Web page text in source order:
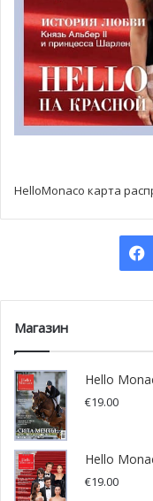
HelloMonaco карта
Магазин
Hello
€19.00
Hello
€19.00